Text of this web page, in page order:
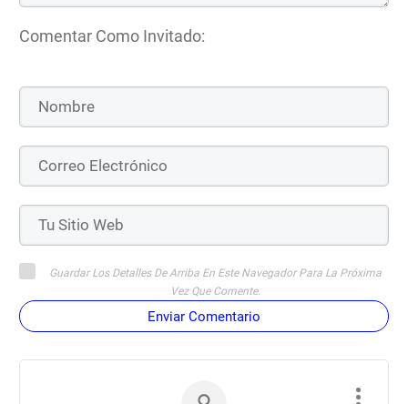
Comentar Como Invitado:
Guardar Los Detalles De Arriba En Este Navegador Para La Próxima
Vez Que Comente.
Enviar Comentario